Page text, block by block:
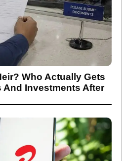
Who Actually Gets
And Investments After